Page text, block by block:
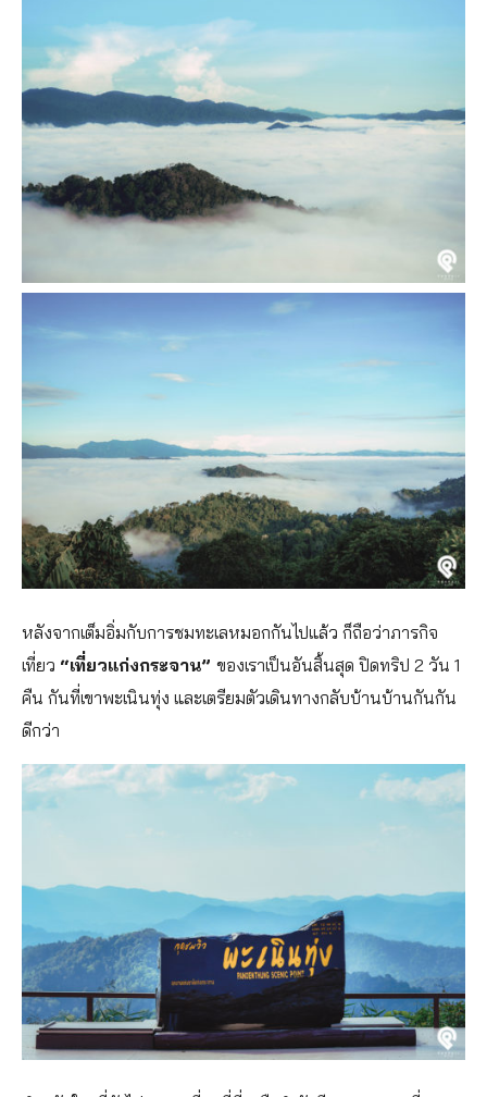
หลังจากเต็มอิ่มกับการชมทะเลหมอกกันไปแล้ว ก็ถือว่าภารกิจ
เที่ยว “เที่ยวแก่งกระจาน” ของเราเป็นอันสิ้นสุด ปิดทริป 2 วัน 1
คืน กันที่เขาพะเนินทุ่ง และเตรียมตัวเดินทางกลับบ้านบ้านกันกัน
ดีกว่า